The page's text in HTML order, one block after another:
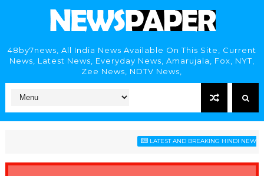
48by7news, All India News Available On This Site, Current
News, Latest News, Everyday News, Amarujala, Fox, NYT,
Zee News, NDTV News,
LATEST AND BREAKING HINDI NEWS